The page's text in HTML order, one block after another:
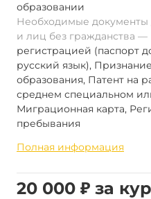
образовании
Необходимые документы
и лиц без гражданства
регистрацией (паспорт
русский язык),
образования, Патент на
среднем специальном
Миграционная карта,
пребывания
Полная информация
20 000 ₽ за